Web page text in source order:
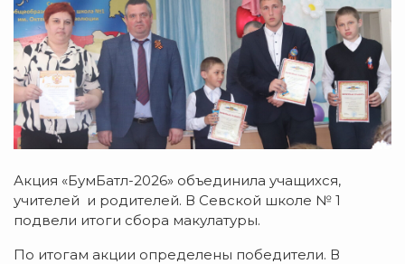
Акция «БумБатл-2026» объединила учащихся,
учителей и родителей. В Севской школе № 1
подвели итоги сбора макулатуры.
По итогам акции определены победители. В